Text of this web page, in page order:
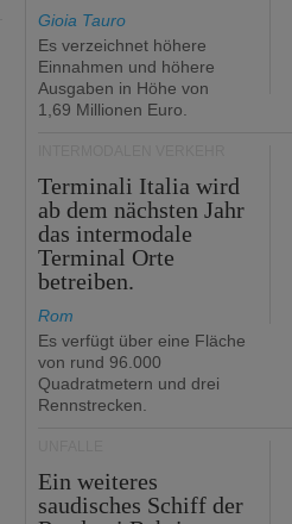
Gioia Tauro
Es verzeichnet höhere
Einnahmen und höhere
Ausgaben in Höhe von
1,69 Millionen Euro.
Terminali Italia wird
ab dem nächsten Jahr
das intermodale
Terminal Orte
betreiben.
Rom
Es verfügt über eine Fläche
von rund 96.000
Quadratmetern und drei
Rennstrecken.
Ein weiteres
saudisches Schiff der